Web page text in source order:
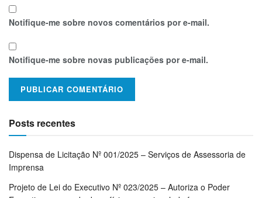
Notifique-me sobre novos comentários por e-mail.
Notifique-me sobre novas publicações por e-mail.
Posts recentes
Dispensa de Licitação Nº 001/2025 – Serviços de Assessoria de
Imprensa
Projeto de Lei do Executivo Nº 023/2025 – Autoriza o Poder